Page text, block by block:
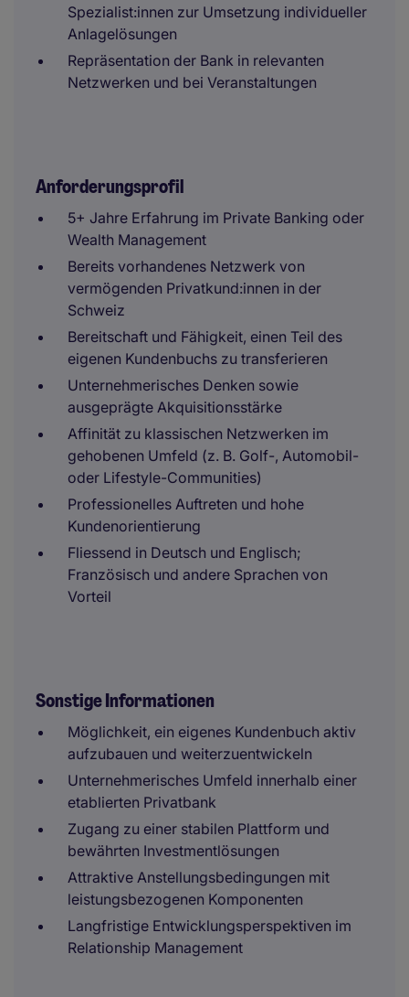
Spezialist:innen zur Umsetzung individueller
Anlagelösungen
Repräsentation der Bank in relevanten
Netzwerken und bei Veranstaltungen
Anforderungsprofil
5+ Jahre Erfahrung im Private Banking oder
Wealth Management
Bereits vorhandenes Netzwerk von
vermögenden Privatkund:innen in der
Schweiz
Bereitschaft und Fähigkeit, einen Teil des
eigenen Kundenbuchs zu transferieren
Unternehmerisches Denken sowie
ausgeprägte Akquisitionsstärke
Affinität zu klassischen Netzwerken im
gehobenen Umfeld (z. B. Golf-, Automobil-
oder Lifestyle-Communities)
Professionelles Auftreten und hohe
Kundenorientierung
Fliessend in Deutsch und Englisch;
Französisch und andere Sprachen von
Vorteil
Sonstige Informationen
Möglichkeit, ein eigenes Kundenbuch aktiv
aufzubauen und weiterzuentwickeln
Unternehmerisches Umfeld innerhalb einer
etablierten Privatbank
Zugang zu einer stabilen Plattform und
bewährten Investmentlösungen
Attraktive Anstellungsbedingungen mit
leistungsbezogenen Komponenten
Langfristige Entwicklungsperspektiven im
Relationship Management